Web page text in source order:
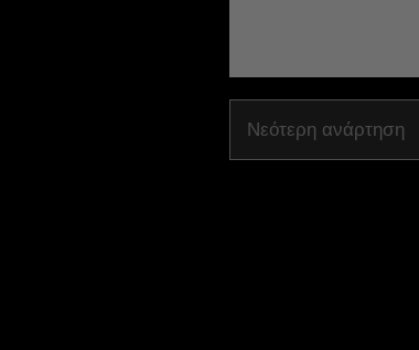
Νεότερη ανάρτηση